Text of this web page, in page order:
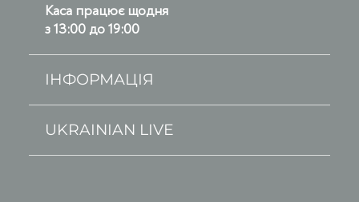
Каса працює щодня
з 13:00 до 19:00
ІНФОРМАЦІЯ
UKRAINIAN LIVE